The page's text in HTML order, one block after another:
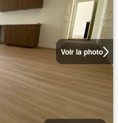
Voir la photo